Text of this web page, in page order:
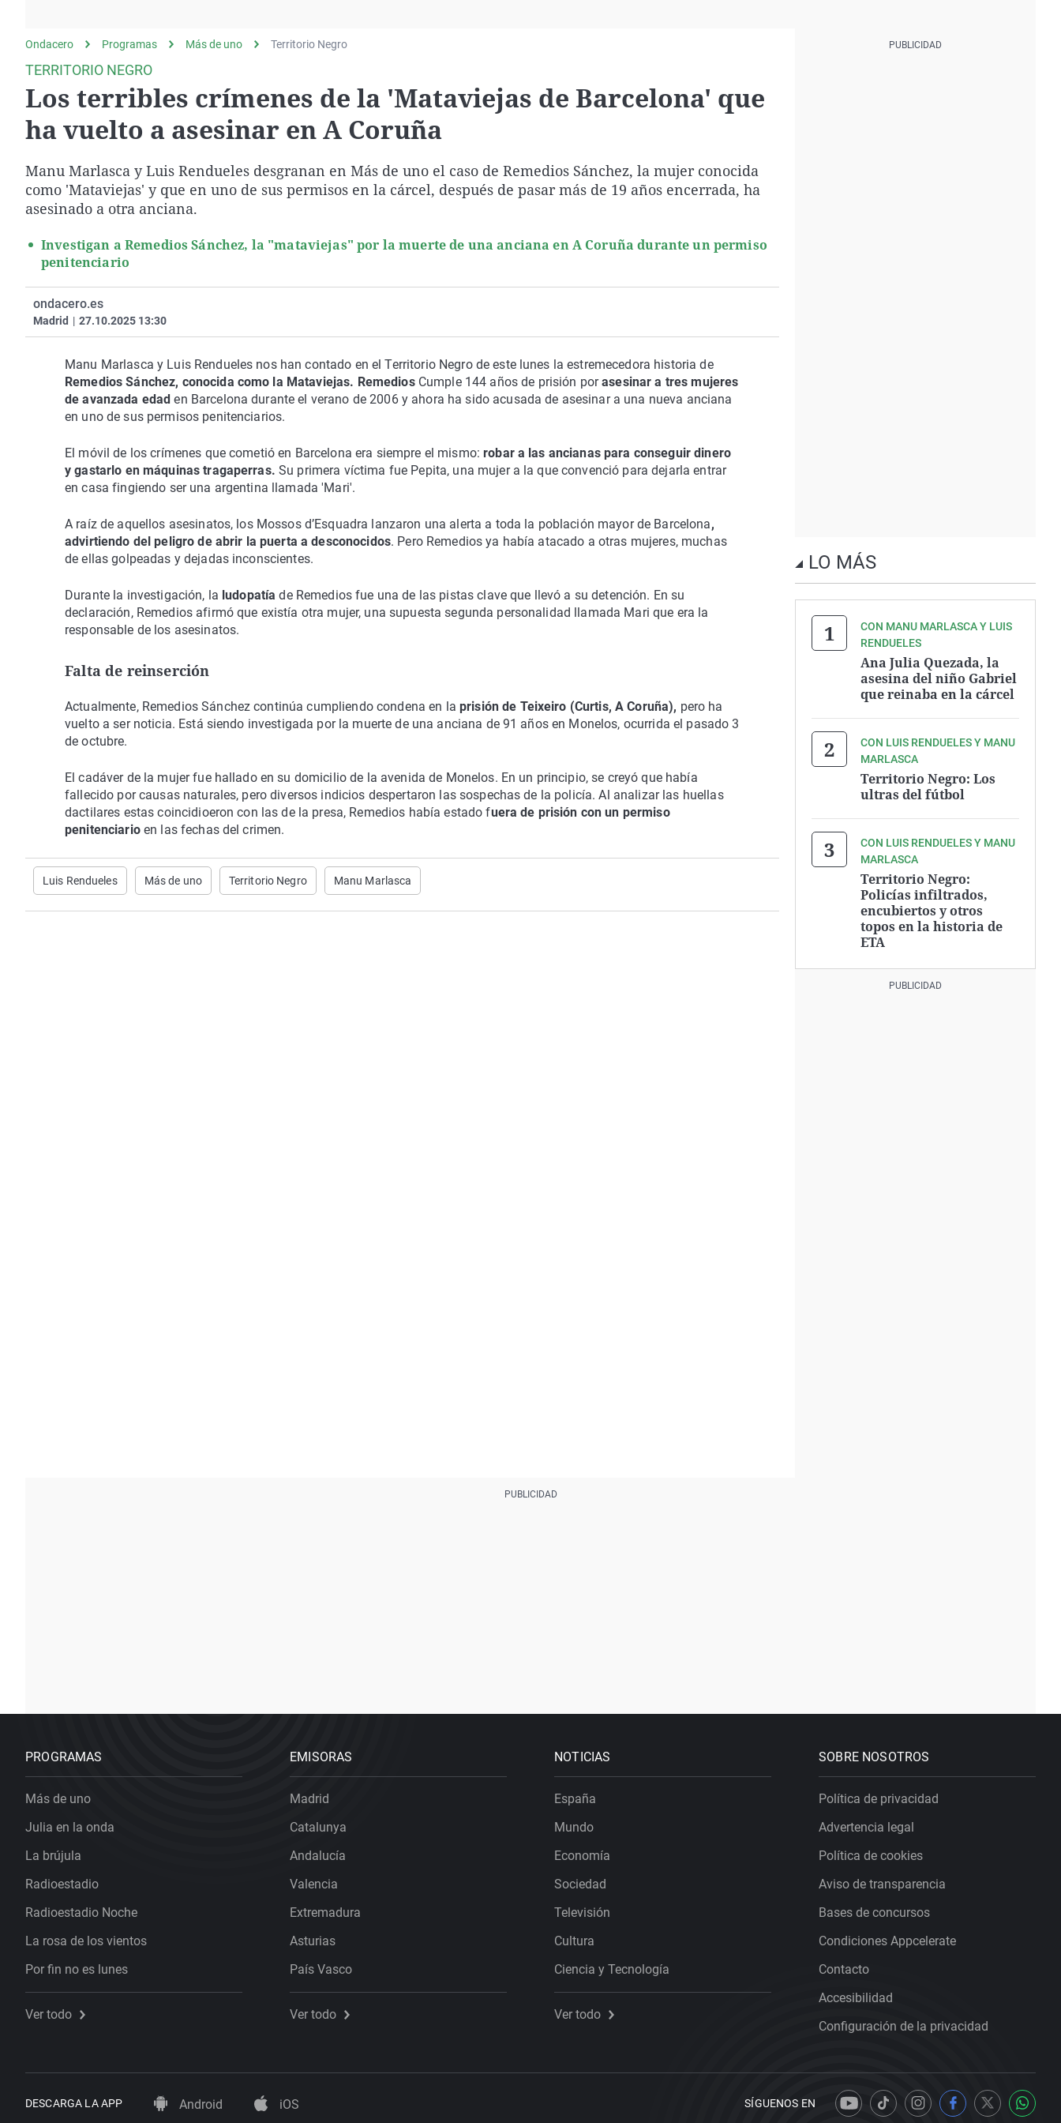
gato
Operación Viuda
Negra
Ondacero Programas Más de uno Territorio Negro
TERRITORIO NEGRO
Los terribles crímenes de la 'Mataviejas de Barcelona' que
ha vuelto a asesinar en A Coruña
Manu Marlasca y Luis Rendueles desgranan en Más de uno el caso de Remedios Sánchez, la mujer conocida
como 'Mataviejas' y que en uno de sus permisos en la cárcel, después de pasar más de 19 años encerrada, ha
asesinado a otra anciana.
Investigan a Remedios Sánchez, la "mataviejas" por la muerte de una anciana en A Coruña durante un permiso
penitenciario
ondacero.es
Madrid | 27.10.2025 13:30
Manu Marlasca y Luis Rendueles nos han contado en el Territorio Negro de este lunes la estremecedora historia de
Remedios Sánchez, conocida como la Mataviejas. RemediosCumple 144 años de prisión porasesinar a tres mujeres
de avanzada edaden Barcelona durante el verano de 2006 y ahora ha sido acusada de asesinar a una nueva anciana
en uno de sus permisos penitenciarios.
El móvil de los crímenes que cometió en Barcelona era siempre el mismo: robar a las ancianas para conseguir dinero
y gastarlo en máquinas tragaperras. Su primera víctima fue Pepita, una mujer a la que convenció para dejarla entrar
en casa fingiendo ser una argentina llamada 'Mari'.
A raíz de aquellos asesinatos, los Mossos d’Esquadra lanzaron una alerta a toda la población mayor de Barcelona,
advirtiendo del peligro de abrir la puerta a desconocidos. Pero Remedios ya había atacado a otras mujeres, muchas
de ellas golpeadas y dejadas inconscientes.
Durante la investigación, la ludopatíade Remedios fue una de las pistas clave que llevó a su detención. En su
declaración, Remedios afirmó que existía otra mujer, una supuesta segunda personalidad llamada Mari que era la
responsable de los asesinatos.
Falta de reinserción
Actualmente, Remedios Sánchez continúa cumpliendo condena en la prisión de Teixeiro (Curtis, A Coruña), pero ha
vuelto a ser noticia. Está siendo investigada por la muerte de una anciana de 91 años en Monelos, ocurrida el pasado 3
de octubre.
El cadáver de la mujer fue hallado en su domicilio de la avenida de Monelos. En un principio, se creyó que había
fallecido por causas naturales, pero diversos indicios despertaron las sospechas de la policía. Al analizar las huellas
dactilares estas coincidioeron con las de la presa, Remedios había estado fuera de prisión con un permiso
penitenciarioen las fechas del crimen.
Luis Rendueles Más de uno Territorio Negro Manu Marlasca
LO MÁS
CON MANU MARLASCA Y LUIS
RENDUELES
Ana Julia Quezada, la
asesina del niño Gabriel
que reinaba en la cárcel
CON LUIS RENDUELES Y MANU
MARLASCA
Territorio Negro: Los
ultras del fútbol
CON LUIS RENDUELES Y MANU
MARLASCA
Territorio Negro:
Policías infiltrados,
encubiertos y otros
topos en la historia de
ETA
PROGRAMAS
Más de uno
Julia en la onda
La brújula
Radioestadio
Radioestadio Noche
La rosa de los vientos
Por fin no es lunes
Ver todo
EMISORAS
Madrid
Catalunya
Andalucía
Valencia
Extremadura
Asturias
País Vasco
Ver todo
NOTICIAS
España
Mundo
Economía
Sociedad
Televisión
Cultura
Ciencia y Tecnología
Ver todo
SOBRE NOSOTROS
Política de privacidad
Advertencia legal
Política de cookies
Aviso de transparencia
Bases de concursos
Condiciones Appcelerate
Contacto
Accesibilidad
Configuración de la privacidad
DESCARGA LA APP Android iOS SÍGUENOS EN